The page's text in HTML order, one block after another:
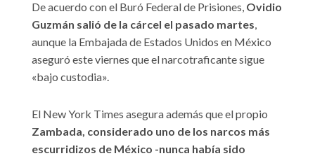
De acuerdo con el Buró Federal de Prisiones, Ovidio
Guzmán salió de la cárcel el pasado martes,
aunque la Embajada de Estados Unidos en México
aseguró este viernes que el narcotraficante sigue
«bajo custodia».
El New York Times asegura además que el propio
Zambada, considerado uno de los narcos más
escurridizos de México -nunca había sido